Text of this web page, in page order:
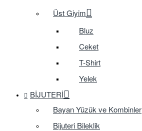
Üst Giyim
Bluz
Ceket
T-Shirt
Yelek
BIJUTERI
Bayan Yüzük ve Kombinler
Bijuteri Bileklik